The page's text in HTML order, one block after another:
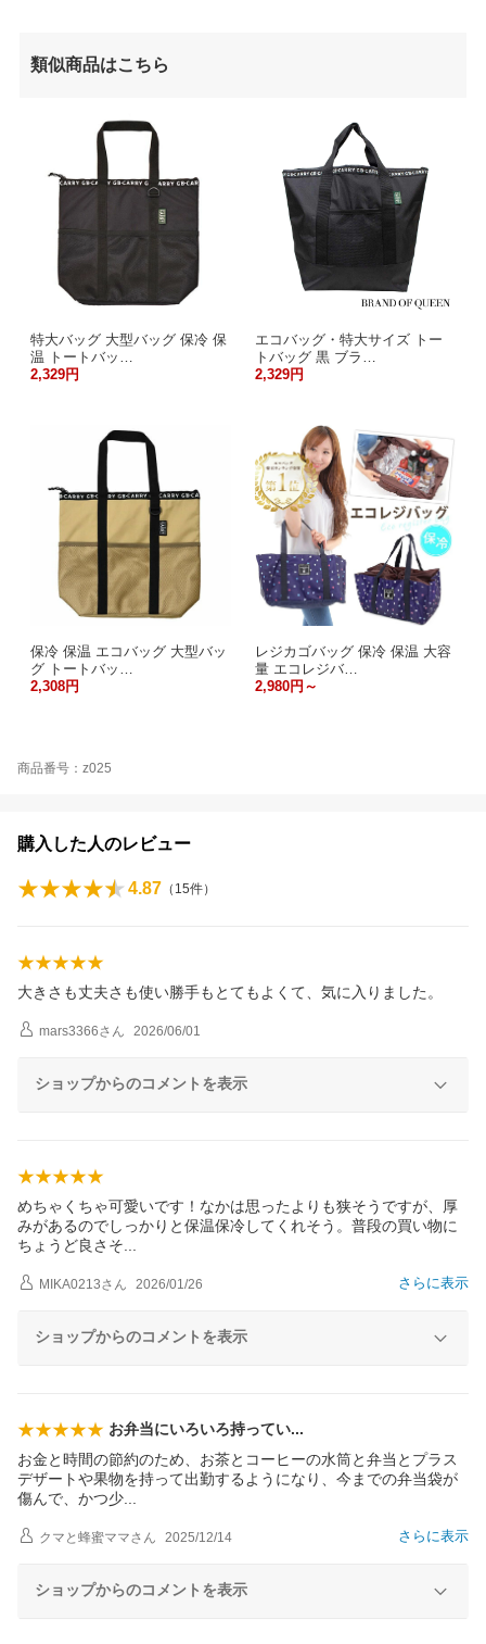
類似商品はこちら
特大バッグ 大型バッグ 保冷 保
温 トートバッ…
2,329円
エコバッグ・特大サイズ トー
トバッグ 黒 ブラ…
2,329円
保冷 保温 エコバッグ 大型バッ
グ トートバッ…
2,308円
レジカゴバッグ 保冷 保温 大容
量 エコレジバ…
2,980円～
商品番号：z025
購入した人のレビュー
4.87 （ 15件）
大きさも丈夫さも使い勝手もとてもよくて、気に入りました。
mars3366さん 2026/06/01
ショップからのコメントを表示
めちゃくちゃ可愛いです！なかは思ったよりも狭そうですが、厚
みがあるのでしっかりと保温保冷してくれそう。普段の買い物に
ちょうど良さ そ
さらに表示
MIKA0213さん 2026/01/26
ショップからのコメントを表示
お弁当にいろいろ持ってい
お金と時間の節約のため、お茶とコーヒーの水筒と弁当とプラス
デザートや果物を持って出勤するようになり、今までの弁当袋が
傷んで、かつ少
さらに表示
クマと蜂蜜ママさん 2025/12/14
ショップからのコメントを表示